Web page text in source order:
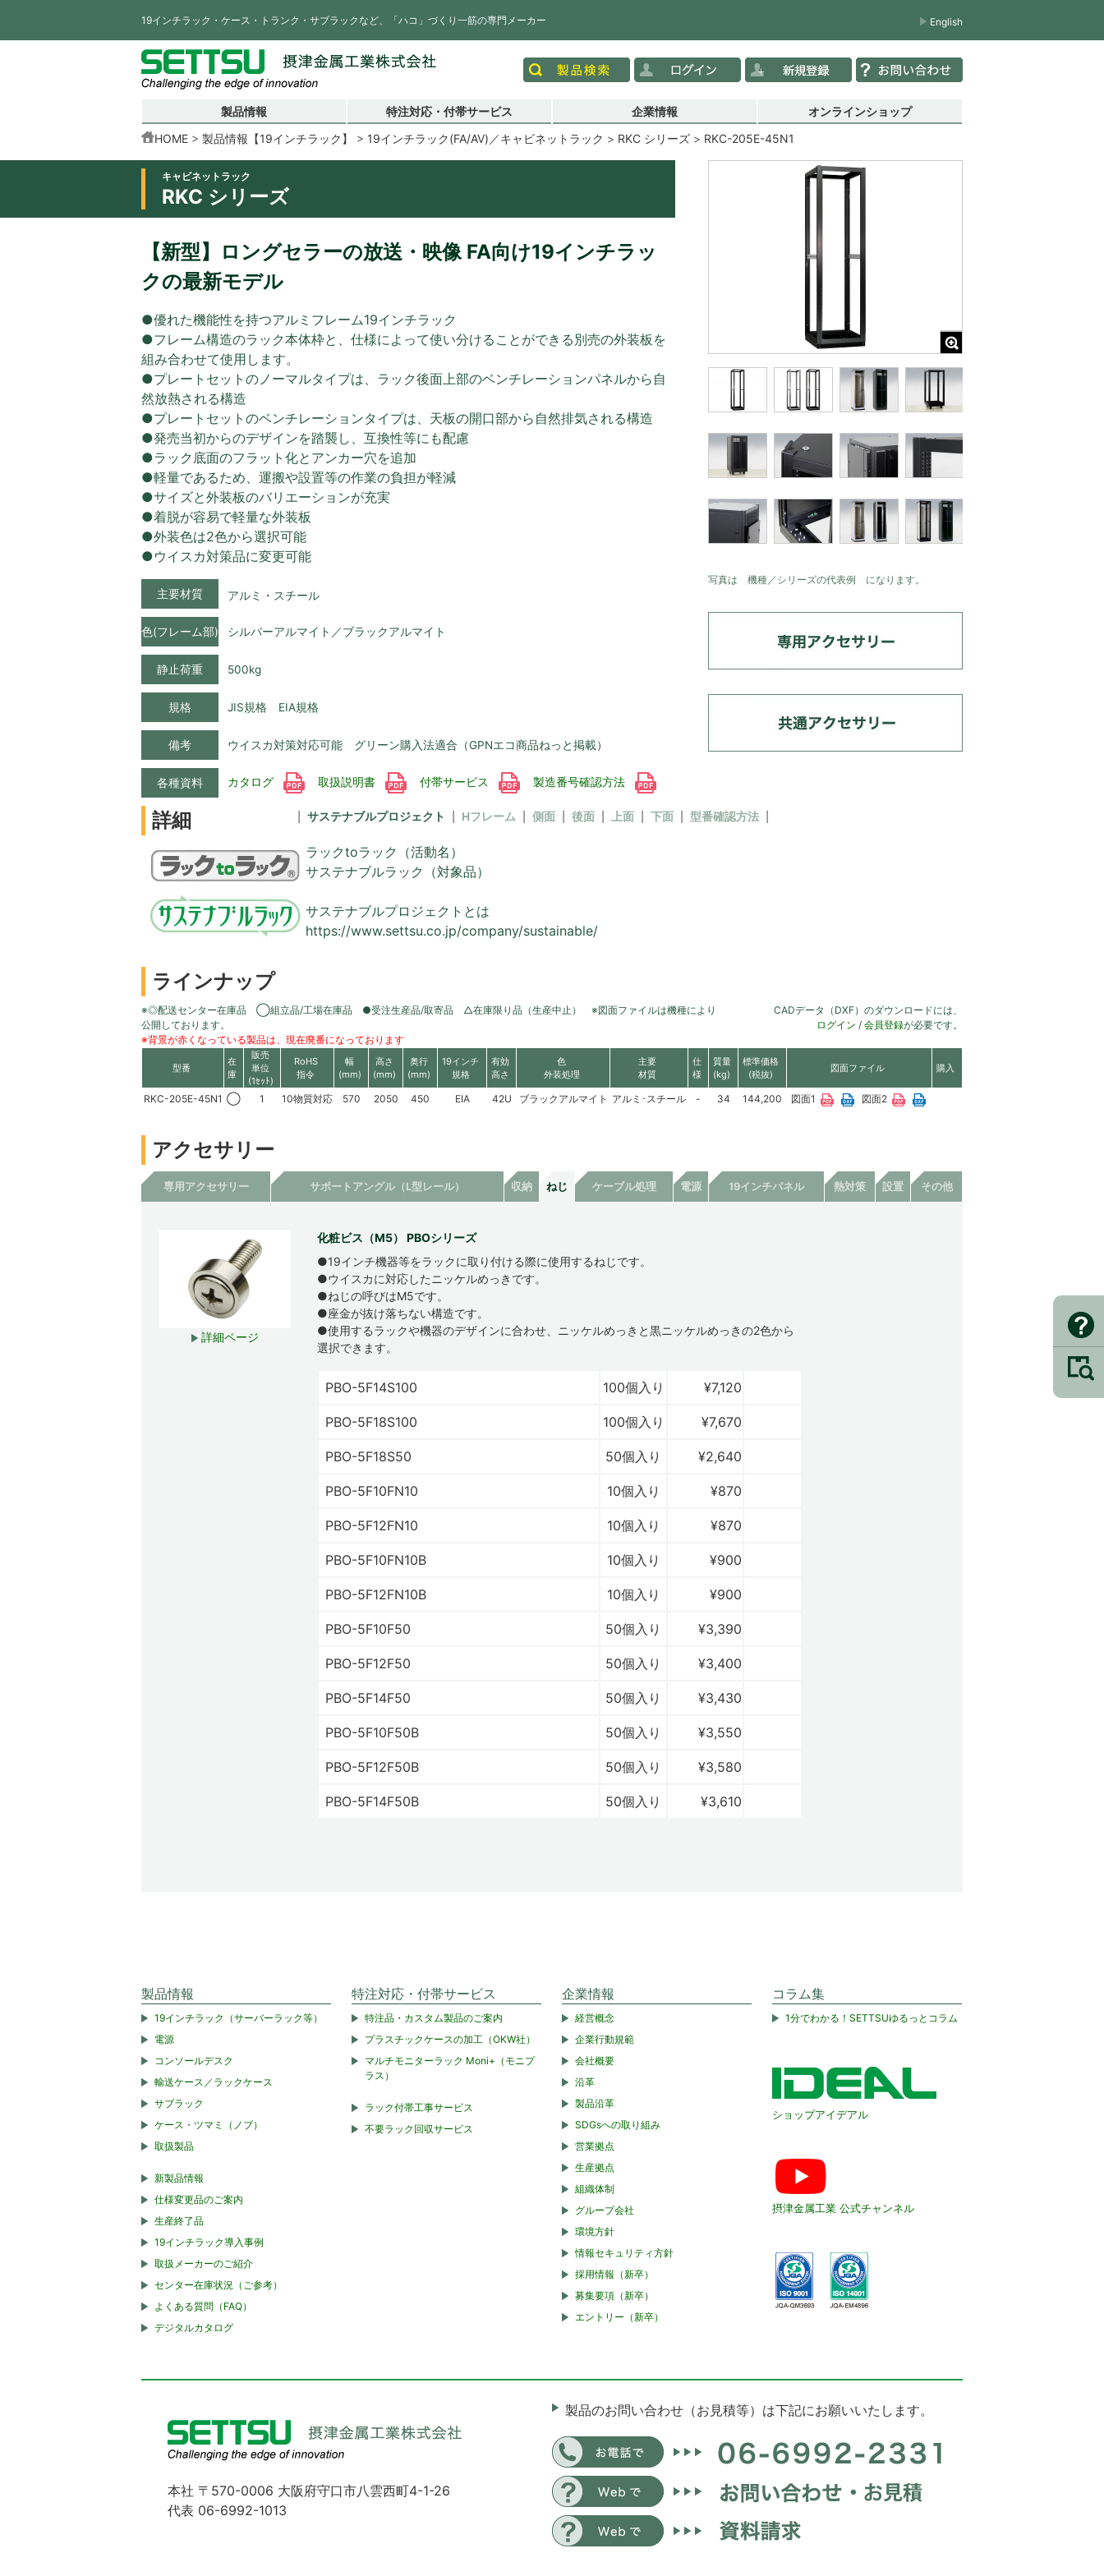
19インチラック・ケース・トランク・サブラックなど、「ハコ」づくり一筋の専門メーカー English
製品情報 特注対応・付帯サービス 企業情報 オンラインショップ
HOME 製品情報【19インチラック】 19インチラック(FA/AV)／キャビネットラック RKC シリーズ RKC-205E-45N1
キャビネットラック
RKC シリーズ
【新型】ロングセラーの放送・映像 FA向け19インチラッ
クの最新モデル
●優れた機能性を持つアルミフレーム19インチラック
●フレーム構造のラック本体枠と、仕様によって使い分けることができる別売の外装板を
組み合わせて使用します。
●プレートセットのノーマルタイプは、ラック後面上部のベンチレーションパネルから自
然放熱される構造
●プレートセットのベンチレーションタイプは、天板の開口部から自然排気される構造
●発売当初からのデザインを踏襲し、互換性等にも配慮
●ラック底面のフラット化とアンカー穴を追加
●軽量であるため、運搬や設置等の作業の負担が軽減
●サイズと外装板のバリエーションが充実
●着脱が容易で軽量な外装板
●外装色は2色から選択可能
●ウイスカ対策品に変更可能
主要材質 アルミ・スチール
色(フレーム部) シルバーアルマイト／ブラックアルマイト
静止荷重 500kg
規格 JIS規格 EIA規格
備考 ウイスカ対策対応可能 グリーン購入法適合（GPNエコ商品ねっと掲載）
各種資料 カタログ 取扱説明書 付帯サービス 製造番号確認方法
写真は 機種／シリーズの代表例 になります。
詳細 サステナブルプロジェクト Hフレーム 側面 後面 上面 下面 型番確認方法
ラックtoラック（活動名）
サステナブルラック（対象品）
サステナブルプロジェクトとは
https://www.settsu.co.jp/company/sustainable/
ラインナップ
※◎配送センター在庫品 ◯組立品/工場在庫品 ●受注生産品/取寄品 △在庫限り品（生産中止） ※図面ファイルは機種により
公開しております。
※背景が赤くなっている製品は、現在廃番になっております
CADデータ（DXF）のダウンロードには、
ログイン / 会員登録が必要です。
型番
在
庫
販売
単位
(1ｾｯﾄ)
RoHS
指令
幅
(mm)
高さ
(mm)
奥行
(mm)
19インチ
規格
有効
高さ
色
外装処理
主要
材質
仕
様
質量
(kg)
標準価格
(税抜)
図面ファイル 購入
RKC-205E-45N1 ◯ 1 10物質対応 570 2050 450 EIA 42U ブラックアルマイト アルミ･スチール - 34 144,200 図面1 図面2
アクセサリー
専用アクセサリー サポートアングル（L型レール） 収納 ねじ ケーブル処理 電源 19インチパネル 熱対策 設置 その他
詳細ページ
化粧ビス（M5） PBOシリーズ
●19インチ機器等をラックに取り付ける際に使用するねじです。
●ウイスカに対応したニッケルめっきです。
●ねじの呼びはM5です。
●座金が抜け落ちない構造です。
●使用するラックや機器のデザインに合わせ、ニッケルめっきと黒ニッケルめっきの2色から
選択できます。
PBO-5F14S100 100個入り ¥7,120
PBO-5F18S100 100個入り ¥7,670
PBO-5F18S50 50個入り ¥2,640
PBO-5F10FN10 10個入り ¥870
PBO-5F12FN10 10個入り ¥870
PBO-5F10FN10B 10個入り ¥900
PBO-5F12FN10B 10個入り ¥900
PBO-5F10F50 50個入り ¥3,390
PBO-5F12F50 50個入り ¥3,400
PBO-5F14F50 50個入り ¥3,430
PBO-5F10F50B 50個入り ¥3,550
PBO-5F12F50B 50個入り ¥3,580
PBO-5F14F50B 50個入り ¥3,610
製品情報
19インチラック（サーバーラック等）
電源
コンソールデスク
輸送ケース／ラックケース
サブラック
ケース・ツマミ（ノブ）
取扱製品
新製品情報
仕様変更品のご案内
生産終了品
19インチラック導入事例
取扱メーカーのご紹介
センター在庫状況（ご参考）
よくある質問（FAQ）
デジタルカタログ
特注対応・付帯サービス
特注品・カスタム製品のご案内
プラスチックケースの加工（OKW社）
マルチモニターラック Moni+（モニプ
ラス）
ラック付帯工事サービス
不要ラック回収サービス
企業情報
経営概念
企業行動規範
会社概要
沿革
製品沿革
SDGsへの取り組み
営業拠点
生産拠点
組織体制
グループ会社
環境方針
情報セキュリティ方針
採用情報（新卒）
募集要項（新卒）
エントリー（新卒）
コラム集
1分でわかる！SETTSUゆるっとコラム
ショップアイデアル
摂津金属工業 公式チャンネル
本社 〒570-0006 大阪府守口市八雲西町4-1-26
代表 06-6992-1013
製品のお問い合わせ（お見積等）は下記にお願いいたします。